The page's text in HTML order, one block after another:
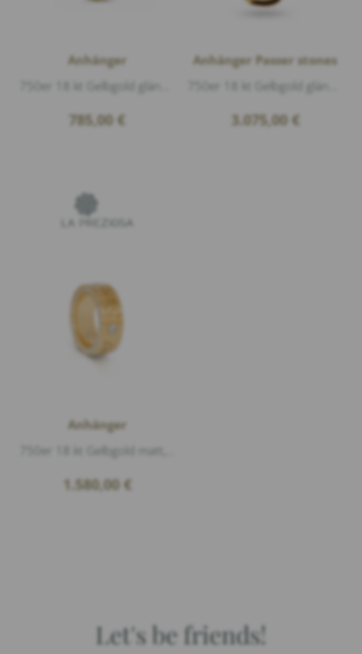
Anhänger
785,00 €
Anhänger Passer stones
3.075,00 €
Anhänger
1.580,00 €
Let's be friends!